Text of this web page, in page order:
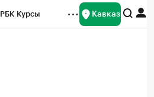
РБК Курсы Кавказ